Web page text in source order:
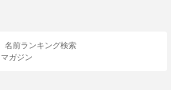
名前ランキング検索
マガジン